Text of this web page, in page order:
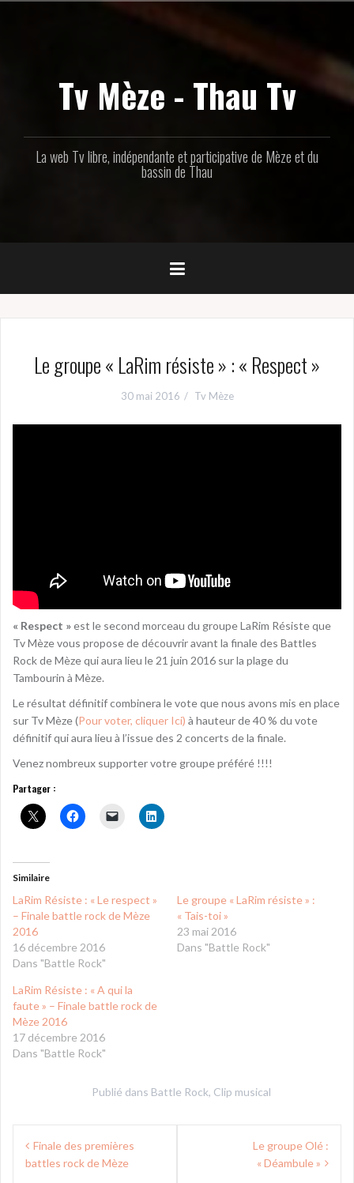
Tv Mèze - Thau Tv
La web Tv libre, indépendante et participative de Mèze et du
bassin de Thau
Le groupe « LaRim résiste » : « Respect »
30 mai 2016 Tv Mèze
« Respect »est le second morceau du groupe LaRim Résiste que
Tv Mèze vous propose de découvrir avant la finale des Battles
Rock de Mèze qui aura lieu le 21 juin 2016 sur la plage du
Tambourin à Mèze.
Le résultat définitif combinera le vote que nous avons mis en place
sur Tv Mèze (Pour voter, cliquer Ici) à hauteur de 40 % du vote
définitif qui aura lieu à l’issue des 2 concerts de la finale.
Venez nombreux supporter votre groupe préféré !!!!
Partager :
Similaire
LaRim Résiste : « Le respect »
– Finale battle rock de Mèze
2016
16 décembre 2016
Dans "Battle Rock"
Le groupe « LaRim résiste » :
« Tais-toi »
23 mai 2016
Dans "Battle Rock"
LaRim Résiste : « A qui la
faute » – Finale battle rock de
Mèze 2016
17 décembre 2016
Dans "Battle Rock"
Publié dans Battle Rock, Clip musical
Navigation
deFinale des premières
battles rock de Mèze
Le groupe Olé :
« Déambule »